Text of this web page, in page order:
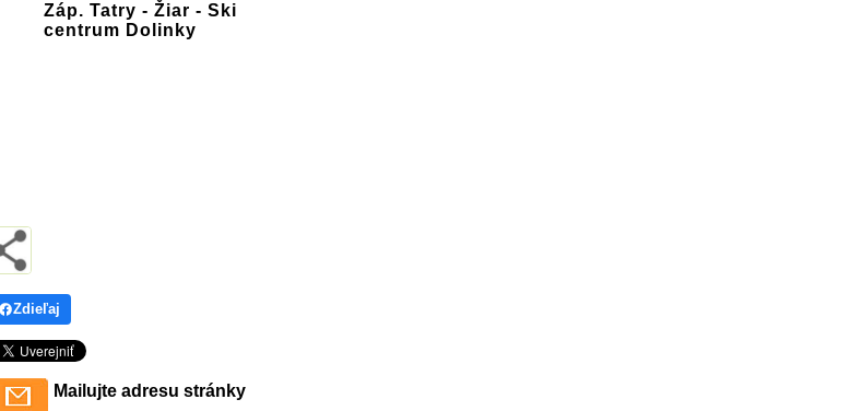
Záp. Tatry - Žiar - Ski
centrum Dolinky
Zdieľaj
Mailujte adresu stránky